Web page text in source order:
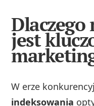
Dlaczego
jest
W erze
indeksowania